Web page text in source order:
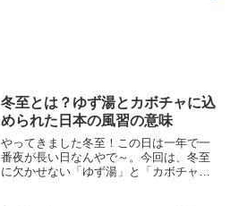
冬至とは？ゆず湯とカボチャに込
められた日本の風習の意味
やってきました冬至！この日は一年で一
番夜が長い日なんやで～。今回は、冬至
に欠かせない「ゆず湯」と「カボチャ」